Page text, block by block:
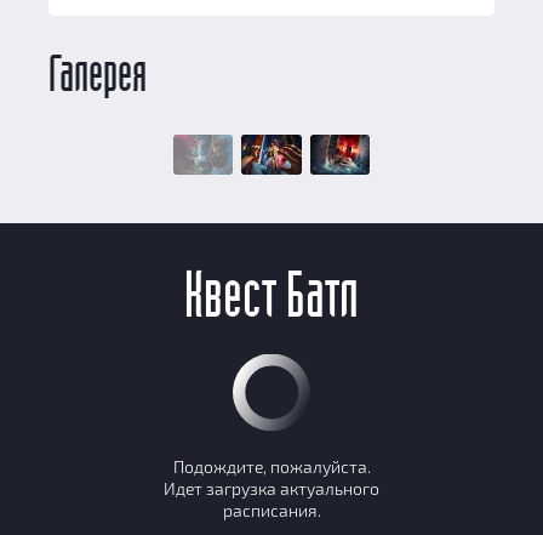
Галерея
Квест Батл
Подождите, пожалуйста.
Идет загрузка актуального
расписания.